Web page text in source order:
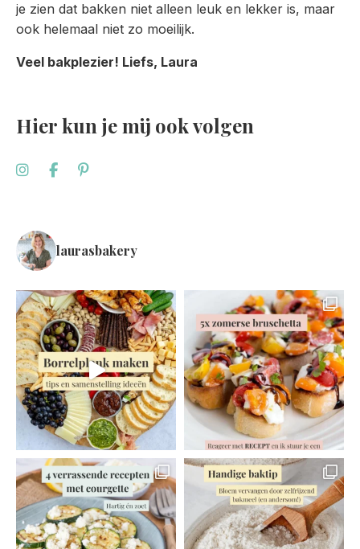
je zien dat bakken niet alleen leuk en lekker is, maar
ook helemaal niet zo moeilijk.
Veel bakplezier! Liefs, Laura
Hier kun je mij ook volgen
laurasbakery